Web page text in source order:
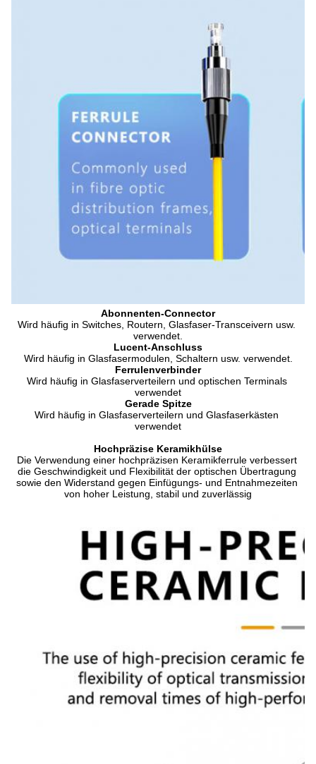
Abonnenten-Connector
Wird häufig in Switches, Routern, Glasfaser-Transceivern usw.
verwendet.
Lucent-Anschluss
Wird häufig in Glasfasermodulen, Schaltern usw. verwendet.
Ferrulenverbinder
Wird häufig in Glasfaserverteilern und optischen Terminals
verwendet
Gerade Spitze
Wird häufig in Glasfaserverteilern und Glasfaserkästen
verwendet
Hochpräzise Keramikhülse
Die Verwendung einer hochpräzisen Keramikferrule verbessert
die Geschwindigkeit und Flexibilität der optischen Übertragung
sowie den Widerstand gegen Einfügungs- und Entnahmezeiten
von hoher Leistung, stabil und zuverlässig